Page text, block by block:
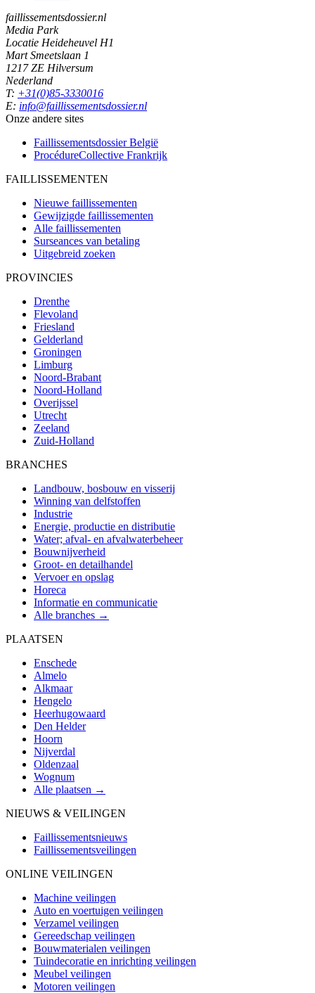
faillissementsdossier.nl
Media Park
Locatie Heideheuvel H1
Mart Smeetslaan 1
1217 ZE Hilversum
Nederland
T: +31(0)85-3330016
E: info@faillissementsdossier.nl
Onze andere sites
Faillissementsdossier België
ProcédureCollective Frankrijk
FAILLISSEMENTEN
Nieuwe faillissementen
Gewijzigde faillissementen
Alle faillissementen
Surseances van betaling
Uitgebreid zoeken
PROVINCIES
Drenthe
Flevoland
Friesland
Gelderland
Groningen
Limburg
Noord-Brabant
Noord-Holland
Overijssel
Utrecht
Zeeland
Zuid-Holland
BRANCHES
Landbouw, bosbouw en visserij
Winning van delfstoffen
Industrie
Energie, productie en distributie
Water; afval- en afvalwaterbeheer
Bouwnijverheid
Groot- en detailhandel
Vervoer en opslag
Horeca
Informatie en communicatie
Alle branches →
PLAATSEN
Enschede
Almelo
Alkmaar
Hengelo
Heerhugowaard
Den Helder
Hoorn
Nijverdal
Oldenzaal
Wognum
Alle plaatsen →
NIEUWS & VEILINGEN
Faillissementsnieuws
Faillissementsveilingen
ONLINE VEILINGEN
Machine veilingen
Auto en voertuigen veilingen
Verzamel veilingen
Gereedschap veilingen
Bouwmaterialen veilingen
Tuindecoratie en inrichting veilingen
Meubel veilingen
Motoren veilingen